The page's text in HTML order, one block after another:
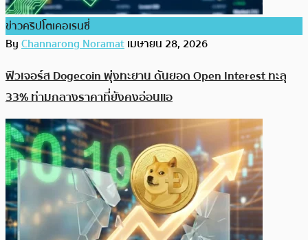
ข่าวคริปโตเคอเรนซี่
ByChannarong Noramatเมษายน 28, 2026
ฟิวเจอร์ส Dogecoin พุ่งทะยาน ดันยอด Open Interest ทะลุ
33% ท่ามกลางราคาที่ยังคงอ่อนแอ